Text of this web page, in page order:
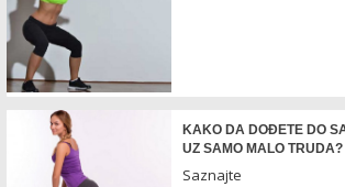
KAKO DA DOĐETE DO
UZ SAMO MALO TRUDA?
Saznajte